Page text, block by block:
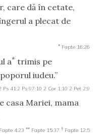
care dă în cetate,
a plecat de
* Fapte 16:26
a* trimis pe
iudeu.”
Ps 41:2 Ps 97:10 2 Cor 1:10 2 Pet 2:9
casa Mariei, mama
Fapte 4:23 ** Fapte 15:37 † Fapte 12:5